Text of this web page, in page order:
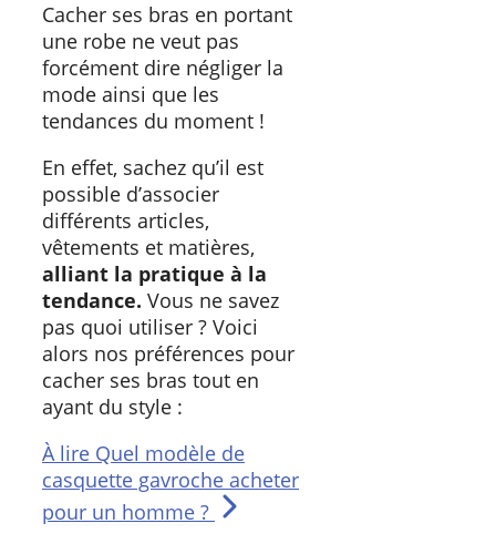
Cacher ses bras en portant
une robe ne veut pas
forcément dire négliger la
mode ainsi que les
tendances du moment !
En effet, sachez qu’il est
possible d’associer
différents articles,
vêtements et matières,
alliant la pratique à la
tendance. Vous ne savez
pas quoi utiliser ? Voici
alors nos préférences pour
cacher ses bras tout en
ayant du style :
À lire Quel modèle de
casquette gavroche acheter
pour un homme ?